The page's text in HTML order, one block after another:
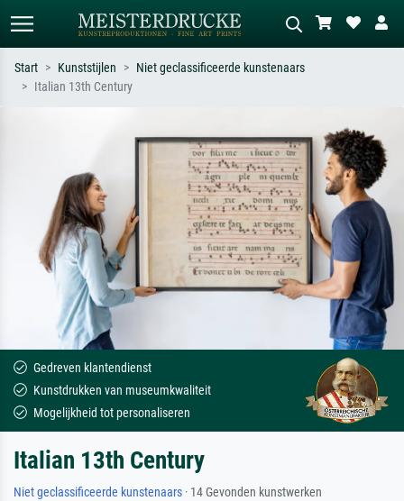
Monet, Sterrennacht, impressionisme,
Beschrijf de scène – bijv. groene
weide, abstract met veel rood, donker
olieverfschilderij, staand naakt naast
een boom.
Start Kunststijlen
Niet geclassificeerde kunstenaars
Italian 13th Century
Gedreven klantendienst
Kunstdrukken van museumkwaliteit
Mogelijkheid tot personaliseren
Italian 13th Century
Niet geclassificeerde kunstenaars · 14 Gevonden kunstwerken